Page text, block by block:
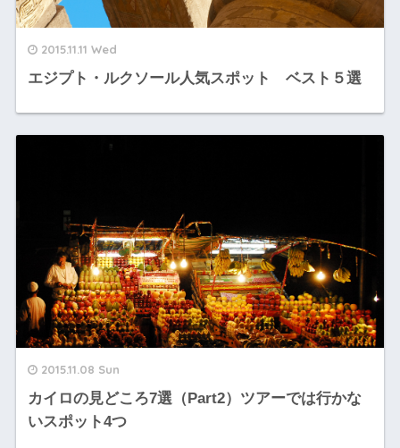
2015.11.11 Wed
エジプト・ルクソール人気スポット ベスト５選
2015.11.08 Sun
カイロの見どころ7選（Part2）ツアーでは行かな
いスポット4つ